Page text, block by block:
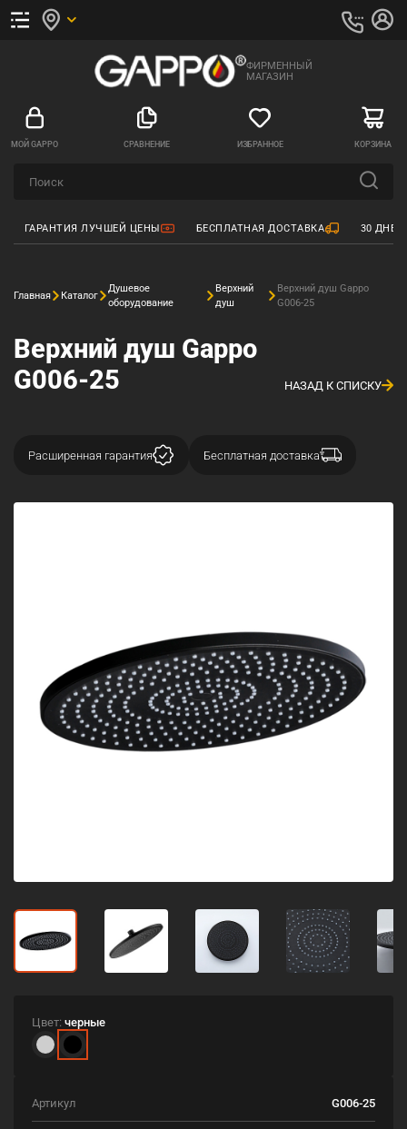
ФИРМЕННЫЙ
МАГАЗИН
МОЙ GAPPO СРАВНЕНИЕ ИЗБРАННОЕ КОРЗИНА
ГАРАНТИЯ ЛУЧШЕЙ ЦЕНЫ БЕСПЛАТНАЯ ДОСТАВКА 30
Главная Каталог
Душевое
оборудование
Верхний
душ
Верхний душ Gappo
G006-25
Верхний душ Gappo
G006-25
НАЗАД К СПИСКУ
Расширенная гарантия Бесплатная доставка
Цвет: черные
Артикул G006-25